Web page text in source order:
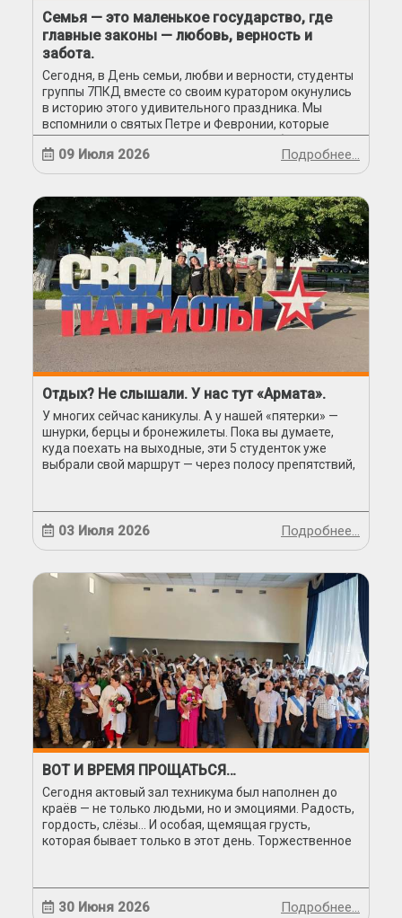
Семья — это маленькое государство, где
главные законы — любовь, верность и
забота.
Сегодня, в День семьи, любви и верности, студенты
группы 7ПКД вместе со своим куратором окунулись
в историю этого удивительного праздника. Мы
вспомнили о святых Петре и Февронии, которые
стали символом нерушимого союза, и обсудили, что
для каждого из...
09 Июля 2026 Подробнее…
Отдых? Не слышали. У нас тут «Армата».
У многих сейчас каникулы. А у нашей «пятерки» —
шнурки, берцы и бронежилеты. Пока вы думаете,
куда поехать на выходные, эти 5 студенток уже
выбрали свой маршрут — через полосу препятствий,
03 Июля 2026 Подробнее…
ВОТ И ВРЕМЯ ПРОЩАТЬСЯ…
Сегодня актовый зал техникума был наполнен до
краёв — не только людьми, но и эмоциями. Радость,
гордость, слёзы… И особая, щемящая грусть,
которая бывает только в этот день. Торжественное
30 Июня 2026 Подробнее…